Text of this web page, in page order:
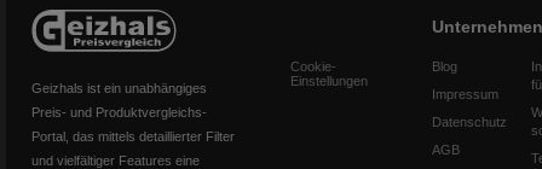
Geizhals ist ein unabhängiges
Preis- und Produktvergleichs-
Portal, das mittels detaillierter Filter
und vielfältiger Features eine
Cookie-
Einstellungen
Unternehmen
Blog
Impressum
Datenschutz
AGB